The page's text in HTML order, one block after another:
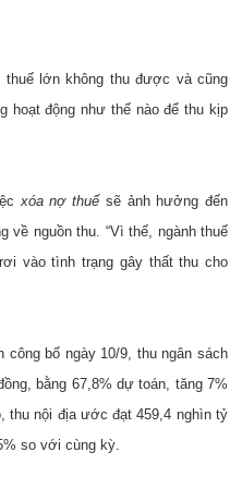
lớn không thu được và cũng
hoạt động như thế nào để thu kịp
xóa nợ thuế sẽ ảnh hưởng đến
về nguồn thu. “Vì thế, ngành thuế
vào tình trạng gây thất thu cho
công bố ngày 10/9, thu ngân sách
bằng 67,8% dự toán, tăng 7%
thu nội địa ước đạt 459,4 nghìn tỷ
so với cùng kỳ.